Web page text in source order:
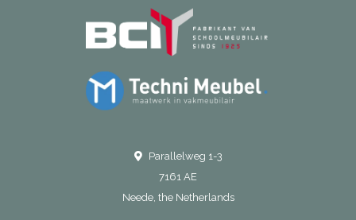
Parallelweg 1-3
7161 AE
Neede, the Netherlands